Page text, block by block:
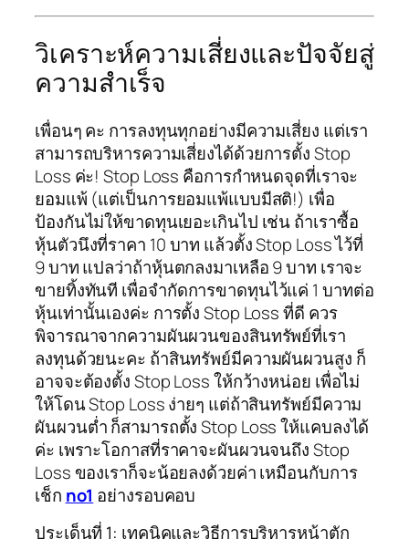
วิเคราะห์ความเสี่ยงและปัจจัยสู่
ความสำเร็จ
เพื่อนๆ คะ การลงทุนทุกอย่างมีความเสี่ยง แต่เรา
สามารถบริหารความเสี่ยงได้ด้วยการตั้ง Stop
Loss ค่ะ! Stop Loss คือการกำหนดจุดที่เราจะ
ยอมแพ้ (แต่เป็นการยอมแพ้แบบมีสติ!) เพื่อ
ป้องกันไม่ให้ขาดทุนเยอะเกินไป เช่น ถ้าเราซื้อ
หุ้นตัวนึงที่ราคา 10 บาท แล้วตั้ง Stop Loss ไว้ที่
9 บาท แปลว่าถ้าหุ้นตกลงมาเหลือ 9 บาท เราจะ
ขายทิ้งทันที เพื่อจำกัดการขาดทุนไว้แค่ 1 บาทต่อ
หุ้นเท่านั้นเองค่ะ การตั้ง Stop Loss ที่ดี ควร
พิจารณาจากความผันผวนของสินทรัพย์ที่เรา
ลงทุนด้วยนะคะ ถ้าสินทรัพย์มีความผันผวนสูง ก็
อาจจะต้องตั้ง Stop Loss ให้กว้างหน่อย เพื่อไม่
ให้โดน Stop Loss ง่ายๆ แต่ถ้าสินทรัพย์มีความ
ผันผวนต่ำ ก็สามารถตั้ง Stop Loss ให้แคบลงได้
ค่ะ เพราะโอกาสที่ราคาจะผันผวนจนถึง Stop
Loss ของเราก็จะน้อยลงด้วยค่า เหมือนกับการ
เช็ก no1 อย่างรอบคอบ
ประเด็นที่ 1: เทคนิคและวิธีการบริหารหน้าตัก